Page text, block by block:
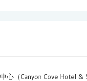
心（Canyon Cove Hotel